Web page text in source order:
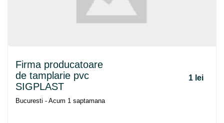
Firma producatoare
de tamplarie pvc
SIGPLAST
1 lei
Bucuresti - Acum 1 saptamana